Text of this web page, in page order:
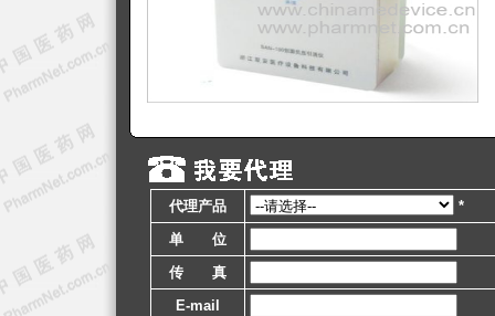
代理产品
*
单 位
传 真
E-mail